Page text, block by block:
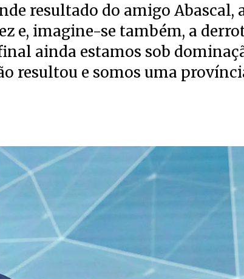
resultado do amigo Abascal,
e, imagine-se também, a
ainda estamos sob
resultou e somos uma